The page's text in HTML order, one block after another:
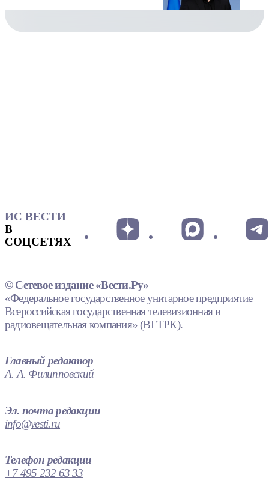
ИС ВЕСТИ
В
СОЦСЕТЯХ
© Сетевое издание «Вести.Ру»
«Федеральное государственное унитарное предприятие
Всероссийская государственная телевизионная и
радиовещательная компания» (ВГТРК).
Главный редактор
А. А. Филипповский
Эл. почта редакции
info@vesti.ru
Телефон редакции
+7 495 232 63 33